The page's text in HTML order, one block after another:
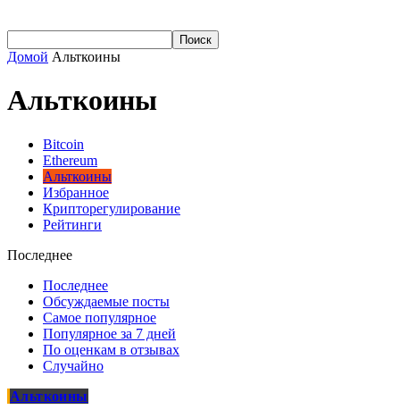
Домой Альткоины
Альткоины
Bitcoin
Ethereum
Альткоины
Избранное
Крипторегулирование
Рейтинги
Последнее
Последнее
Обсуждаемые посты
Самое популярное
Популярное за 7 дней
По оценкам в отзывах
Случайно
Альткоины